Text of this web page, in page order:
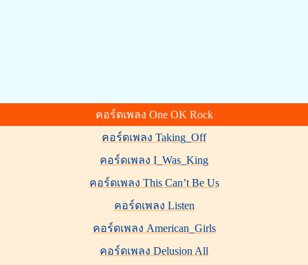
คอร์ดเพลง One OK Rock
คอร์ดเพลง Taking_Off
คอร์ดเพลง I_Was_King
คอร์ดเพลง This Can’t Be Us
คอร์ดเพลง Listen
คอร์ดเพลง American_Girls
คอร์ดเพลง Delusion All